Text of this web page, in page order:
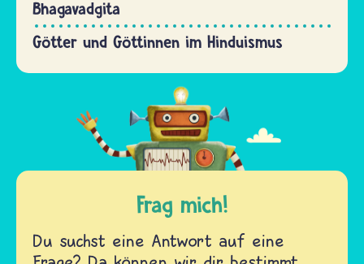
Bhagavadgita
Götter und Göttinnen im Hinduismus
Frag mich!
Du suchst eine Antwort auf eine